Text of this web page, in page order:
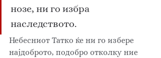
нозе, ни го избра
наследството.
Небесниот Татко ќе ни го избере
најдоброто, подобро отколку ние